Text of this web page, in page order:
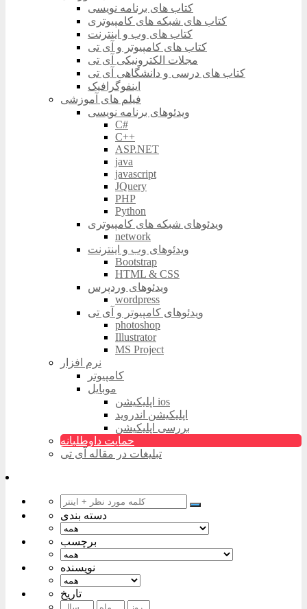
کتاب های برنامه نویسی
کتاب های شبکه های کامپیوتری
کتاب های وب و اینترنت
کتاب های کامپیوتر و آی تی
مجلات الکترونیکی آی تی
کتاب های درسی و دانشگاهی آی تی
اینفوگرافیک
فیلم های آموزشی
ویدئوهای برنامه نویسی
C#
C++
ASP.NET
java
javascript
JQuery
PHP
Python
ویدئوهای شبکه های کامپیوتری
network
ویدئوهای وب و اینترنت
Bootstrap
HTML & CSS
ویدئوهای وردپرس
wordpress
ویدئوهای کامپیوتر و آی تی
photoshop
Illustrator
MS Project
نرم افزار
کامپیوتر
موبایل
اپلیکیشن ios
اپلیکیشن اندروید
بررسی اپلیکیشن
حمایت داوطلبانه
تبلیغات در مقاله آی تی
دسته بندی
برچسب
نویسنده
تاریخ